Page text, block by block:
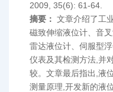
2009, 35(6): 61-64.
摘要： 文章介绍了工
磁致伸缩液位计、音
雷达液位计、伺服型
仪表及其检测方法,并
较。文章最后指出,液
测量原理,开发新的液